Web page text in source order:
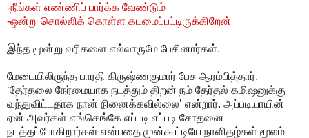
-நீங்கள் எண்ணிப் பார்க்க வேண்டும்
-ஒன்று சொல்லிக் கொள்ள கடமைப்பட்டிருக்கிறேன்
இந்த மூன்று வரிகளை எல்லாருமே பேசினார்கள்.
மேடையிலிருந்த பாரதி கிருஷ்ணகுமார் பேச ஆரம்பித்தார்.
‘தேர்தலை நேர்மையாக நடத்தும் திறன் நம் தேர்தல் கமிஷனுக்கு
வந்துவிட்டதாக நான் நினைக்கவில்லை’ என்றார். அப்படியாயின்
ஏன் அவர்கள் எங்கெங்கே எப்படி எப்படி சோதனை
நடத்தப்போகிறார்கள் என்பதை முன்கூட்டியே நாளிதழ்கள் மூலம்